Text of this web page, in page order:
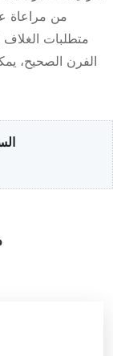
الدقيق
يُستخدم لمواد
والمعادن
من مراعاة
متطلبات الغلاف
الفرن الصحيح،